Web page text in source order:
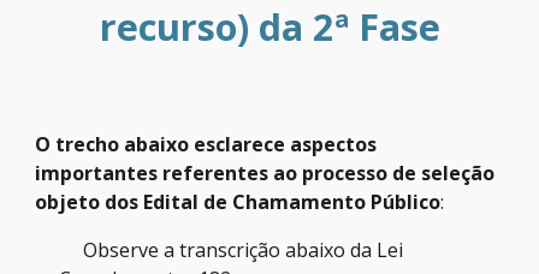
recurso) da 2ª Fase
O trecho abaixo esclarece aspectos
importantes referentes ao processo de seleção
objeto dos Edital de Chamamento Público:
Observe a transcrição abaixo da Lei